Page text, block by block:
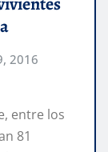
2016
entre los
81